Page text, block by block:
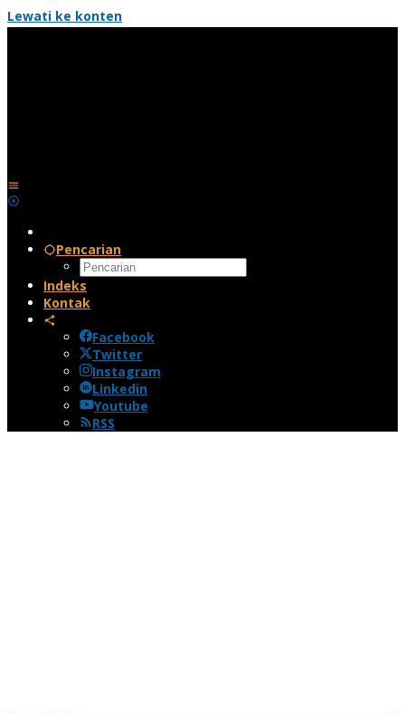
Lewati ke konten
Pencarian
Indeks
Kontak
Facebook
Twitter
Instagram
Linkedin
Youtube
RSS